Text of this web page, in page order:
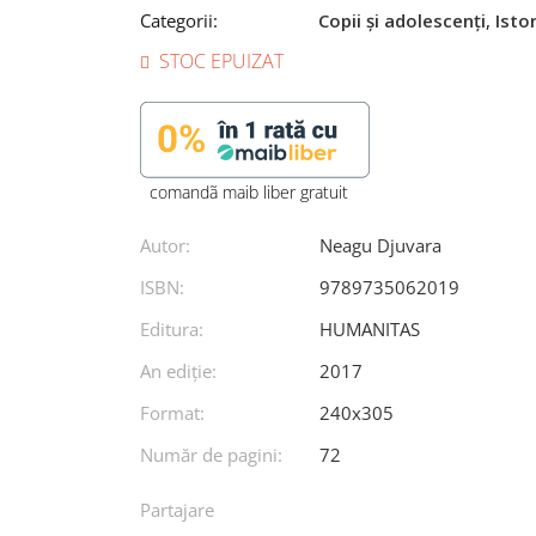
Categorii: Copii și adolescenți,
STOC EPUIZAT
comandã maib liber gratuit
Autor:
Neagu Djuvara
ISBN:
9789735062019
Editura:
HUMANITAS
An ediţie:
2017
Format:
240x305
Număr de pagini:
72
Partajare